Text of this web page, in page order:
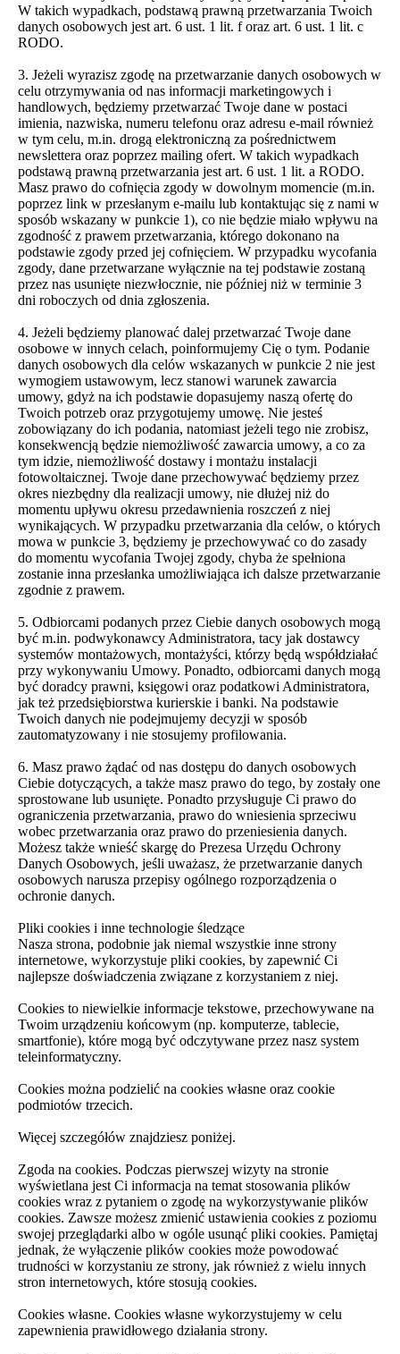
W takich wypadkach, podstawą prawną przetwarzania Twoich
danych osobowych jest art. 6 ust. 1 lit. f oraz art. 6 ust. 1 lit. c
RODO.
3. Jeżeli wyrazisz zgodę na przetwarzanie danych osobowych w
celu otrzymywania od nas informacji marketingowych i
handlowych, będziemy przetwarzać Twoje dane w postaci
imienia, nazwiska, numeru telefonu oraz adresu e-mail również
w tym celu, m.in. drogą elektroniczną za pośrednictwem
newslettera oraz poprzez mailing ofert. W takich wypadkach
podstawą prawną przetwarzania jest art. 6 ust. 1 lit. a RODO.
Masz prawo do cofnięcia zgody w dowolnym momencie (m.in.
poprzez link w przesłanym e-mailu lub kontaktując się z nami w
sposób wskazany w punkcie 1), co nie będzie miało wpływu na
zgodność z prawem przetwarzania, którego dokonano na
podstawie zgody przed jej cofnięciem. W przypadku wycofania
zgody, dane przetwarzane wyłącznie na tej podstawie zostaną
przez nas usunięte niezwłocznie, nie później niż w terminie 3
dni roboczych od dnia zgłoszenia.
4. Jeżeli będziemy planować dalej przetwarzać Twoje dane
osobowe w innych celach, poinformujemy Cię o tym. Podanie
danych osobowych dla celów wskazanych w punkcie 2 nie jest
wymogiem ustawowym, lecz stanowi warunek zawarcia
umowy, gdyż na ich podstawie dopasujemy naszą ofertę do
Twoich potrzeb oraz przygotujemy umowę. Nie jesteś
zobowiązany do ich podania, natomiast jeżeli tego nie zrobisz,
konsekwencją będzie niemożliwość zawarcia umowy, a co za
tym idzie, niemożliwość dostawy i montażu instalacji
fotowoltaicznej. Twoje dane przechowywać będziemy przez
okres niezbędny dla realizacji umowy, nie dłużej niż do
momentu upływu okresu przedawnienia roszczeń z niej
wynikających. W przypadku przetwarzania dla celów, o których
mowa w punkcie 3, będziemy je przechowywać co do zasady
do momentu wycofania Twojej zgody, chyba że spełniona
zostanie inna przesłanka umożliwiająca ich dalsze przetwarzanie
zgodnie z prawem.
5. Odbiorcami podanych przez Ciebie danych osobowych mogą
być m.in. podwykonawcy Administratora, tacy jak dostawcy
systemów montażowych, montażyści, którzy będą współdziałać
przy wykonywaniu Umowy. Ponadto, odbiorcami danych mogą
być doradcy prawni, księgowi oraz podatkowi Administratora,
jak też przedsiębiorstwa kurierskie i banki. Na podstawie
Twoich danych nie podejmujemy decyzji w sposób
zautomatyzowany i nie stosujemy profilowania.
6. Masz prawo żądać od nas dostępu do danych osobowych
Ciebie dotyczących, a także masz prawo do tego, by zostały one
sprostowane lub usunięte. Ponadto przysługuje Ci prawo do
ograniczenia przetwarzania, prawo do wniesienia sprzeciwu
wobec przetwarzania oraz prawo do przeniesienia danych.
Możesz także wnieść skargę do Prezesa Urzędu Ochrony
Danych Osobowych, jeśli uważasz, że przetwarzanie danych
osobowych narusza przepisy ogólnego rozporządzenia o
ochronie danych.
Pliki cookies i inne technologie śledzące
Nasza strona, podobnie jak niemal wszystkie inne strony
internetowe, wykorzystuje pliki cookies, by zapewnić Ci
najlepsze doświadczenia związane z korzystaniem z niej.
Cookies to niewielkie informacje tekstowe, przechowywane na
Twoim urządzeniu końcowym (np. komputerze, tablecie,
smartfonie), które mogą być odczytywane przez nasz system
teleinformatyczny.
Cookies można podzielić na cookies własne oraz cookie
podmiotów trzecich.
Więcej szczegółów znajdziesz poniżej.
Zgoda na cookies. Podczas pierwszej wizyty na stronie
wyświetlana jest Ci informacja na temat stosowania plików
cookies wraz z pytaniem o zgodę na wykorzystywanie plików
cookies. Zawsze możesz zmienić ustawienia cookies z poziomu
swojej przeglądarki albo w ogóle usunąć pliki cookies. Pamiętaj
jednak, że wyłączenie plików cookies może powodować
trudności w korzystaniu ze strony, jak również z wielu innych
stron internetowych, które stosują cookies.
Cookies własne. Cookies własne wykorzystujemy w celu
zapewnienia prawidłowego działania strony.